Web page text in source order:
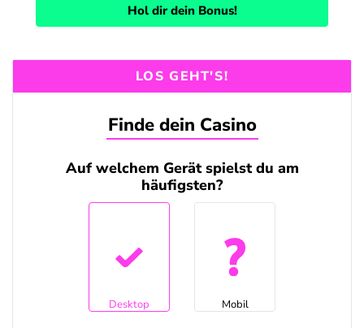
Hol dir dein Bonus!
LOS GEHT'S!
Finde dein Casino
Auf welchem Gerät spielst du am
häufigsten?
Desktop Mobil